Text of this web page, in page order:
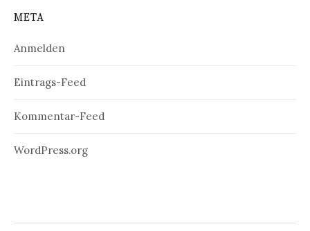
META
Anmelden
Eintrags-Feed
Kommentar-Feed
WordPress.org